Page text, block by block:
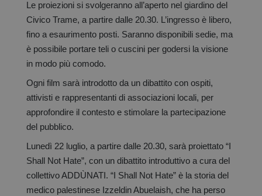
Le proiezioni si svolgeranno all’aperto nel giardino del
Civico Trame, a partire dalle 20.30. L’ingresso è libero,
fino a esaurimento posti. Saranno disponibili sedie, ma
è possibile portare teli o cuscini per godersi la visione
in modo più comodo.
Ogni film sarà introdotto da un dibattito con ospiti,
attivisti e rappresentanti di associazioni locali, per
approfondire il contesto e stimolare la partecipazione
del pubblico.
Lunedì 22 luglio, a partire dalle 20.30, sarà proiettato “I
Shall Not Hate”, con un dibattito introduttivo a cura del
collettivo ADDÙNATI. “I Shall Not Hate” è la storia del
medico palestinese Izzeldin Abuelaish, che ha perso